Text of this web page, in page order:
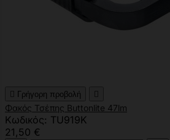
 Γρήγορη προβολή 
Φακός Τσέπης Buttonlite 47lm
Κωδικός: TU919K
21,50 €